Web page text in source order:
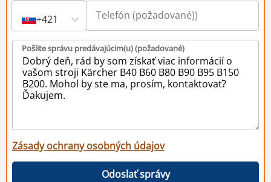
+421
Pošlite správu predávajúcim(u) (požadované)
Zásady ochrany osobných údajov
Odoslať správy